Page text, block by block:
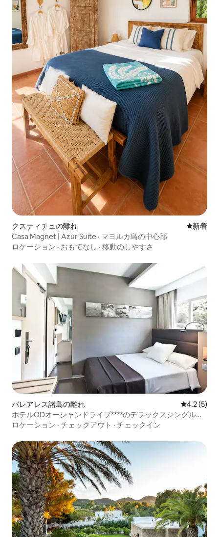
クスティチュの離れ 新しい宿
新着
Casa Magnet | Azur Suite · マヨルカ島の中心部
ロケーション · おもてなし · 移動のしやすさ
バレアレス諸島の離れ レビュー5
4.2 (5)
ホテルODオーシャンドライブ****のデラックスシングルル
ーム
ロケーション · チェックアウト · チェックイン